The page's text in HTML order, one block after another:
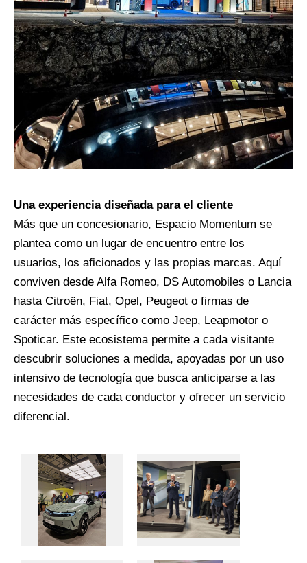
Una experiencia diseñada para el cliente
Más que un concesionario, Espacio Momentum se
plantea como un lugar de encuentro entre los
usuarios, los aficionados y las propias marcas. Aquí
conviven desde Alfa Romeo, DS Automobiles o Lancia
hasta Citroën, Fiat, Opel, Peugeot o firmas de
carácter más específico como Jeep, Leapmotor o
Spoticar. Este ecosistema permite a cada visitante
descubrir soluciones a medida, apoyadas por un uso
intensivo de tecnología que busca anticiparse a las
necesidades de cada conductor y ofrecer un servicio
diferencial.